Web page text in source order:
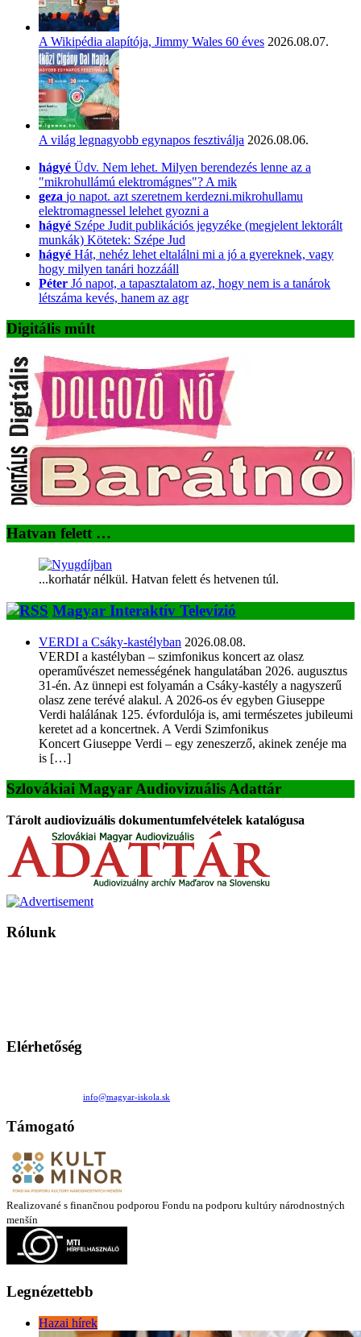
A Wikipédia alapítója, Jimmy Wales 60 éves 2026.08.07.
A világ legnagyobb egynapos fesztiválja 2026.08.06.
hágyé Üdv. Nem lehet. Milyen berendezés lenne az a
"mikrohullámú elektromágnes"? A mik
geza jo napot. azt szeretnem kerdezni.mikrohullamu
elektromagnessel lelehet gyozni a
hágyé Szépe Judit publikációs jegyzéke (megjelent lektorált
munkák) Kötetek: Szépe Jud
hágyé Hát, nehéz lehet eltalálni mi a jó a gyereknek, vagy
hogy milyen tanári hozzááll
Péter Jó napot, a tapasztalatom az, hogy nem is a tanárok
létszáma kevés, hanem az agr
Digitális múlt
Hatvan felett …
...korhatár nélkül. Hatvan felett és hetvenen túl.
Magyar Interaktív Televízió
VERDI a Csáky-kastélyban 2026.08.08.
VERDI a kastélyban – szimfonikus koncert az olasz
operaművészet nemességének hangulatában 2026. augusztus
31-én. Az ünnepi est folyamán a Csáky-kastély a nagyszerű
olasz zene terévé alakul. A 2026-os év egyben Giuseppe
Verdi halálának 125. évfordulója is, ami természetes jubileumi
keretet ad a koncertnek. A Verdi Szimfonikus
Koncert Giuseppe Verdi – egy zeneszerző, akinek zenéje ma
is […]
Szlovákiai Magyar Audiovizuális Adattár
Tárolt audiovizuális dokumentumfelvételek katalógusa
Rólunk
Elérhetőség
info@magyar-iskola.sk
Támogató
Realizované s finančnou podporou Fondu na podporu kultúry národnostných
menšín
Legnézettebb
Hazai hírek